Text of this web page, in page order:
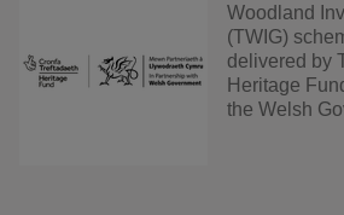
Woodland
(TWIG)
delivered by
Heritage
the Welsh